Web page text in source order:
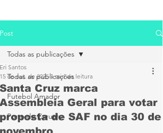
Post
Todas as publicações
Futebol Amador
Porto de Caruaru
Todas as publicações
Santa Cruz marca
Assembleia Geral para votar
proposta de SAF no dia 30 de
Eri Santos
15 de out. de 2025 1 min de leitura